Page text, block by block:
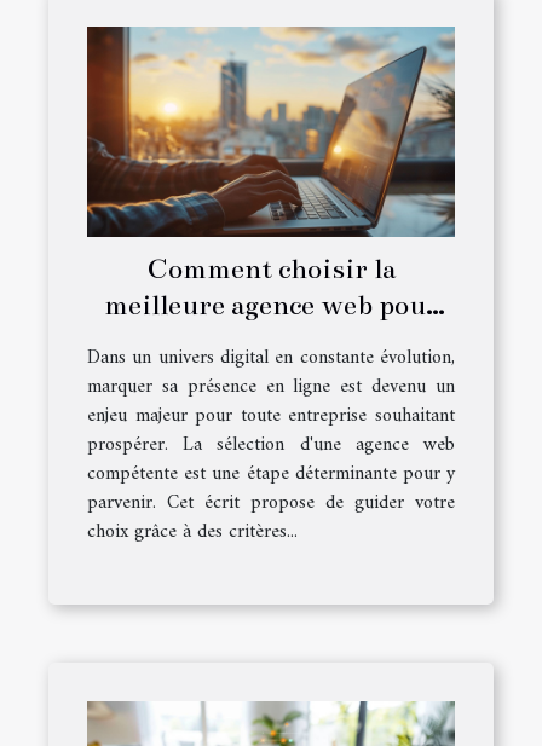
Comment choisir la
meilleure agence web pour
booster votre visibilité en
ligne
Dans un univers digital en constante évolution,
marquer sa présence en ligne est devenu un
enjeu majeur pour toute entreprise souhaitant
prospérer. La sélection d'une agence web
compétente est une étape déterminante pour y
parvenir. Cet écrit propose de guider votre
choix grâce à des critères...